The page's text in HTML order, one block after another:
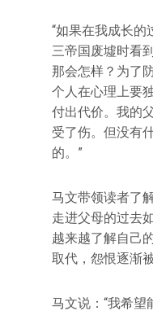
“如果在我成长的
三帝国废墟时看
那会怎样？为了
个人在心理上要
付出代价。我的
受了伤。但没有
的。”
马文带领读者了
走进父母的过去
越来越了解自己
取代，怨恨逐渐
马文说：“我希望